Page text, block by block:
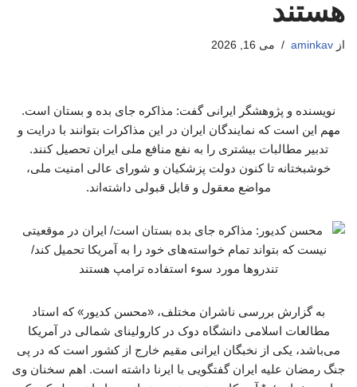
هستند
از aminkav می 16, 2026
نویسنده و پژوهشگر ایرانی گفت: مذاکره جای بده و بستان است.
مهم این است که نمایندگان ایران در این مذاکرات بتوانند با درایت و
تدبیر مطالبات بیشتری را به نفع منافع ملی ایران تحصیل کنند.
خوشبختانه تا کنون دولت پزشکیان و شورای عالی امنیت ملی،
مواضع معقول و قابل قبولی داشته‌اند.
به گزارش بررسی ناشران مختلف، «محسن کدیور» که استاد
مطالعات اسلامی دانشگاه دوک در کارولینای شمالی در آمریکا
می‌باشد، یکی از نخبگان ایرانی مقیم خارج از کشور است که در پی
جنگ رمضان علیه ایران گفتگویی با ایرنا داشته است. اهم سخنان وی